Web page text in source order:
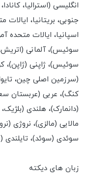
انگلیسی (استرالیا،
جنوبی، بریتانیا،
اسپانیا، ایالات متحده
سوئیس)، آلمانی (اتریش،
سوئیس)، ژاپنی (ژاپن)،
(سرزمین اصلی چین،
کنگ)، عربی (عربستان
(دانمارک)، هلندی
مالایی (مالزی)، نروژی
سوئدی (سوئد)، تایلندی (
زبان های دیکته